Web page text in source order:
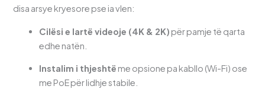
disa arsye kryesore pse ia vlen:
Cilësi e lartë videoje (4K & 2K) për pamje të qarta
edhe natën.
Instalim i thjeshtë me opsione pa kabllo (Wi-Fi) ose
me PoE për lidhje stabile.